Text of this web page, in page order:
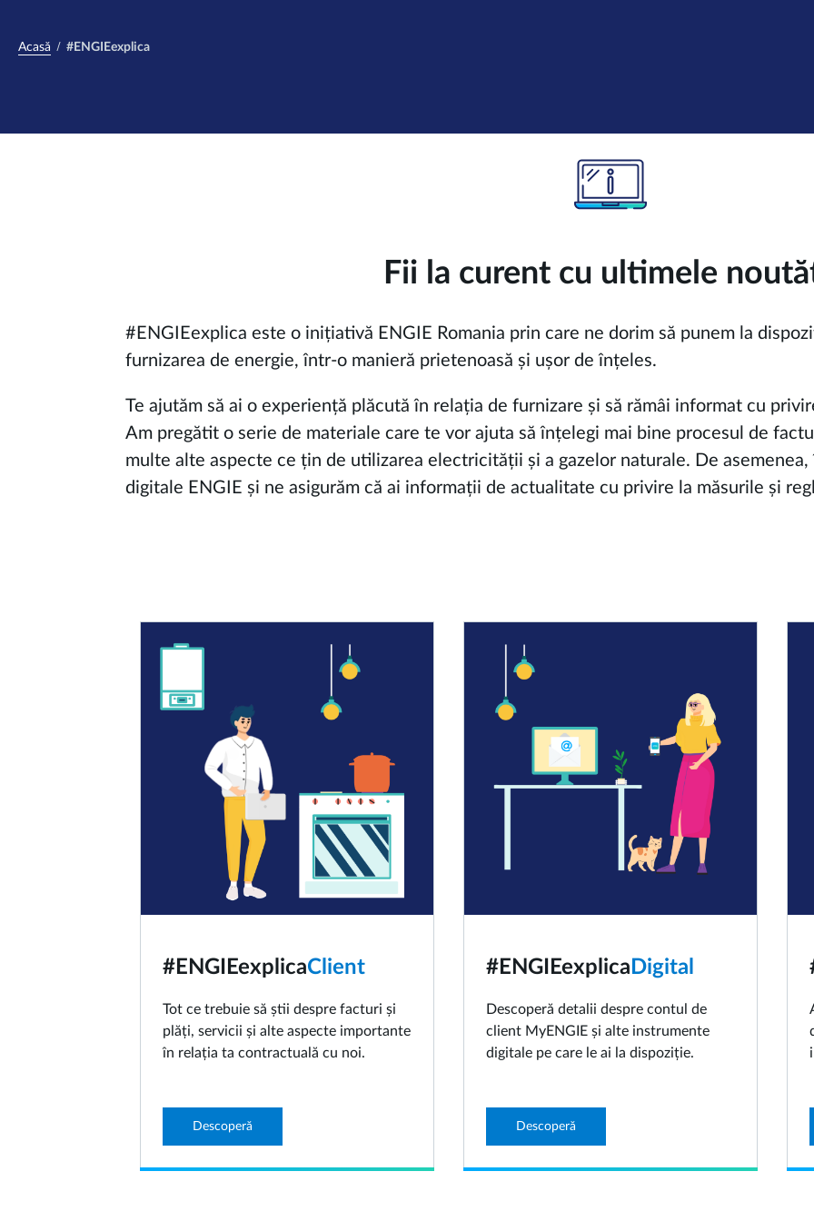
Acasă #ENGIEexplica
Fii la curent cu ultimele
#ENGIEexplica este o inițiativă ENGIE Romania prin care ne dorim să punem la
furnizarea de energie, într-o manieră prietenoasă și ușor de înțeles.
Te ajutăm să ai o experiență plăcută în relația de furnizare și să rămâi informat cu
Am pregătit o serie de materiale care te vor ajuta să înțelegi mai bine procesul de
multe alte aspecte ce țin de utilizarea electricității și a gazelor naturale. De
digitale ENGIE și ne asigurăm că ai informații de actualitate cu privire la măsurile și
#ENGIEexplicaClient
Tot ce trebuie să știi despre facturi și
plăți, servicii și alte aspecte importante
în relația ta contractuală cu noi.
Descoperă
#ENGIEexplica Digital
Descoperă detalii despre contul de
client MyENGIE și alte instrumente
digitale pe care le ai la dispoziție.
Descoperă